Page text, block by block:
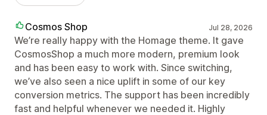
Cosmos Shop Jul 28, 2026
We’re really happy with the Homage theme. It gave
CosmosShop a much more modern, premium look
and has been easy to work with. Since switching,
we’ve also seen a nice uplift in some of our key
conversion metrics. The support has been incredibly
fast and helpful whenever we needed it. Highly